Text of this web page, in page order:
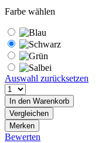
Farbe wählen
Auswahl zurücksetzen
In den Warenkorb
Vergleichen
Merken
Bewerten